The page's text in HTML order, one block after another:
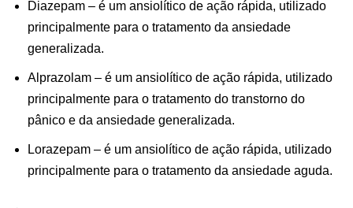
Diazepam – é um ansiolítico de ação rápida, utilizado
principalmente para o tratamento da ansiedade
generalizada.
Alprazolam – é um ansiolítico de ação rápida, utilizado
principalmente para o tratamento do transtorno do
pânico e da ansiedade generalizada.
Lorazepam – é um ansiolítico de ação rápida, utilizado
principalmente para o tratamento da ansiedade aguda.